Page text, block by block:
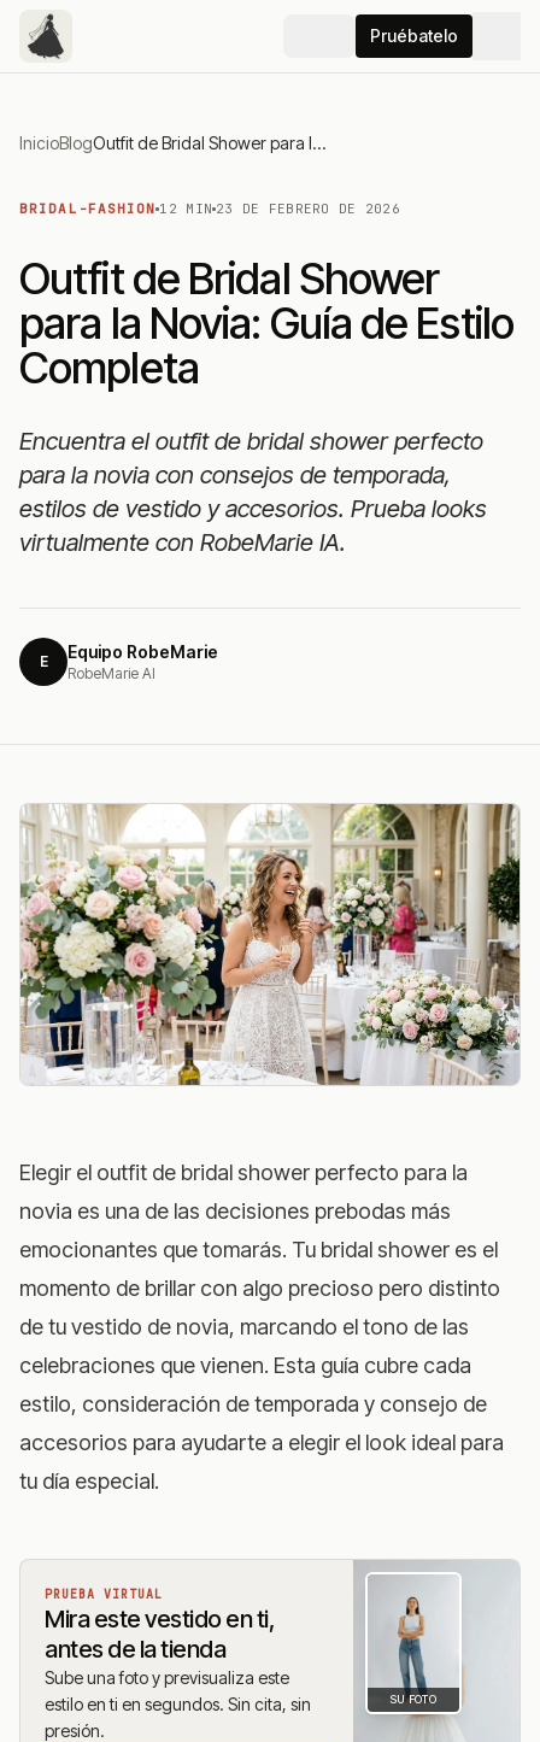
Pruébatelo
InicioBlog Outfit de Bridal Shower para la Novia: Guía de Estilo Completa
BRIDAL-FASHION 12 MIN 23 DE FEBRERO DE 2026
Outfit de Bridal Shower
para la Novia: Guía de Estilo
Completa
Encuentra el outfit de bridal shower perfecto
para la novia con consejos de temporada,
estilos de vestido y accesorios. Prueba looks
virtualmente con RobeMarie IA.
E Equipo RobeMarie
RobeMarie AI
Elegir el outfit de bridal shower perfecto para la
novia es una de las decisiones prebodas más
emocionantes que tomarás. Tu bridal shower es el
momento de brillar con algo precioso pero distinto
de tu vestido de novia, marcando el tono de las
celebraciones que vienen. Esta guía cubre cada
estilo, consideración de temporada y consejo de
accesorios para ayudarte a elegir el look ideal para
tu día especial.
PRUEBA VIRTUAL
Mira este vestido en ti,
antes de la tienda
Sube una foto y previsualiza este
estilo en ti en segundos. Sin cita, sin
presión.
SU FOTO